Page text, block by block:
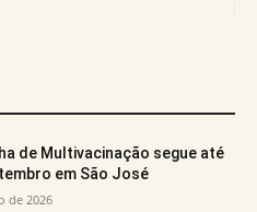
de Multivacinação segue até
em São José
de 2026